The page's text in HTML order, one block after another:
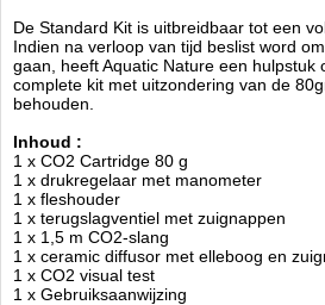
De Standard Kit is uitbreidbaar tot een
Indien na verloop van tijd beslist word
gaan, heeft Aquatic Nature een hulpstuk
complete kit met uitzondering van de
behouden.
Inhoud :
1 x CO2 Cartridge 80 g
1 x drukregelaar met manometer
1 x fleshouder
1 x terugslagventiel met zuignappen
1 x 1,5 m CO2-slang
1 x ceramic diffusor met elleboog en
1 x CO2 visual test
1 x Gebruiksaanwijzing